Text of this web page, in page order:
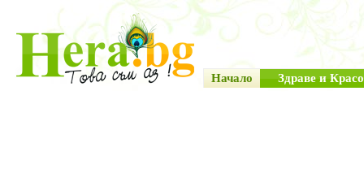
Начало Здраве и